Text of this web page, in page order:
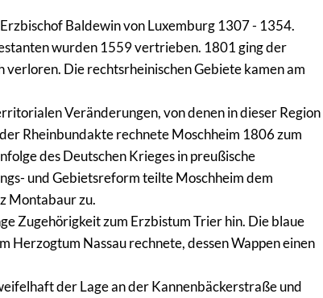
Baldewin von Luxemburg 1307 - 1354.
wurden 1559 vertrieben. 1801 ging der
Die rechtsrheinischen Gebiete kamen am
Veränderungen, von denen in dieser Region
Rheinbundakte rechnete Moschheim 1806 zum
des Deutschen Krieges in preußische
und Gebietsreform teilte Moschheim dem
Montabaur zu.
Zugehörigkeit zum Erzbistum Trier hin. Die blaue
Herzogtum Nassau rechnete, dessen Wappen einen
der Lage an der Kannenbäckerstraße und